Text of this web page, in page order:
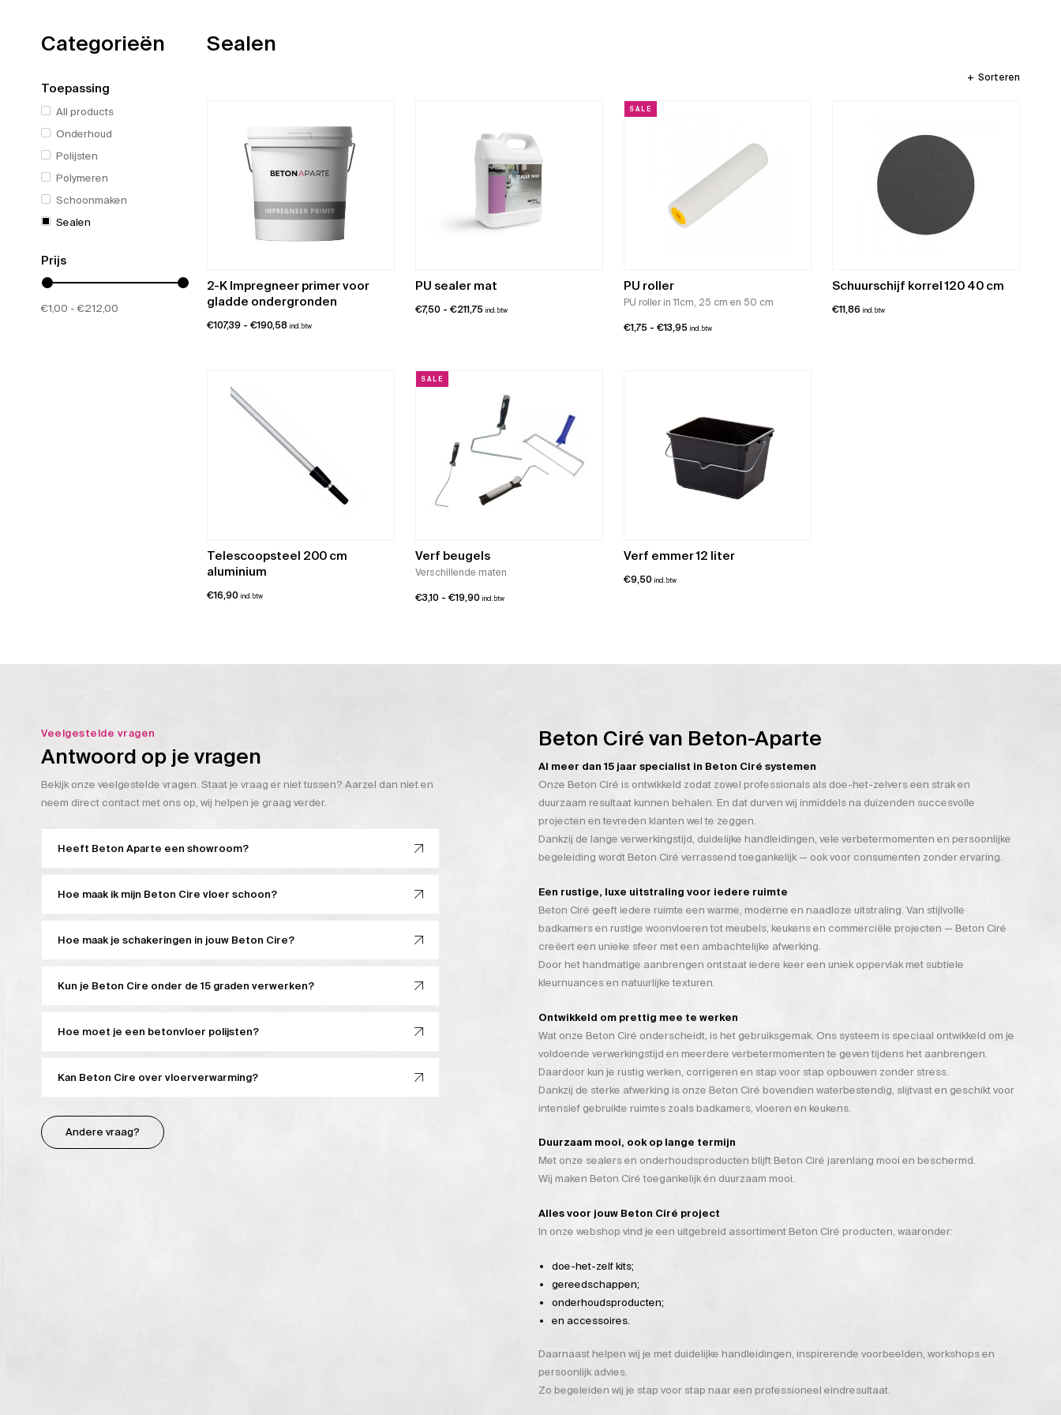
Categorieën
Toepassing
All products
Onderhoud
Polijsten
Polymeren
Schoonmaken
Sealen
Prijs
€1,00 €212,00
Sealen
Sorteren
2-K Impregneer primer voor
gladde ondergronden
€107,39 - €190,58Prijsklasse:
incl. btw
PU sealer mat
€7,50 - €211,75 Prijsklasse:
incl. btw
SALE
PU roller
PU roller in 11cm, 25 cm en 50 cm
€1,75 - €13,95 Prijsklasse:
incl. btw
Schuurschijf korrel 120 40 cm
€11,86 incl. btw
Telescoopsteel 200 cm
aluminium
€16,90 incl. btw
SALE
Verf beugels
Verschillende maten
€3,10 - €19,90Prijsklasse:
incl. btw
Verf emmer 12 liter
€9,50 incl. btw
Veelgestelde vragen
Antwoord op je vragen
Bekijk onze veelgestelde vragen. Staat je vraag er niet tussen? Aarzel dan niet en
neem direct contact met ons op, wij helpen je graag verder.
Heeft Beton Aparte een showroom?
Hoe maak ik mijn Beton Cire vloer schoon?
Hoe maak je schakeringen in jouw Beton Cire?
Kun je Beton Cire onder de 15 graden verwerken?
Hoe moet je een betonvloer polijsten?
Kan Beton Cire over vloerverwarming?
Andere vraag?
Beton Ciré van Beton-Aparte
Al meer dan 15 jaar specialist in Beton Ciré systemen
Onze Beton Ciré is ontwikkeld zodat zowel professionals als doe-het-zelvers een strak en
duurzaam resultaat kunnen behalen. En dat durven wij inmiddels na duizenden succesvolle
projecten en tevreden klanten wel te zeggen.
Dankzij de lange verwerkingstijd, duidelijke handleidingen, vele verbetermomenten en persoonlijke
begeleiding wordt Beton Ciré verrassend toegankelijk — ook voor consumenten zonder ervaring.
Een rustige, luxe uitstraling voor iedere ruimte
Beton Ciré geeft iedere ruimte een warme, moderne en naadloze uitstraling. Van stijlvolle
badkamers en rustige woonvloeren tot meubels, keukens en commerciële projecten — Beton Ciré
creëert een unieke sfeer met een ambachtelijke afwerking.
Door het handmatige aanbrengen ontstaat iedere keer een uniek oppervlak met subtiele
kleurnuances en natuurlijke texturen.
Ontwikkeld om prettig mee te werken
Wat onze Beton Ciré onderscheidt, is het gebruiksgemak. Ons systeem is speciaal ontwikkeld om je
voldoende verwerkingstijd en meerdere verbetermomenten te geven tijdens het aanbrengen.
Daardoor kun je rustig werken, corrigeren en stap voor stap opbouwen zonder stress.
Dankzij de sterke afwerking is onze Beton Ciré bovendien waterbestendig, slijtvast en geschikt voor
intensief gebruikte ruimtes zoals badkamers, vloeren en keukens.
Duurzaam mooi, ook op lange termijn
Met onze sealers en onderhoudsproducten blijft Beton Ciré jarenlang mooi en beschermd.
Wij maken Beton Ciré toegankelijk én duurzaam mooi.
Alles voor jouw Beton Ciré project
In onze webshop vind je een uitgebreid assortiment Beton Ciré producten, waaronder:
doe-het-zelf kits;
gereedschappen;
onderhoudsproducten;
en accessoires.
Daarnaast helpen wij je met duidelijke handleidingen, inspirerende voorbeelden, workshops en
persoonlijk advies.
Zo begeleiden wij je stap voor stap naar een professioneel eindresultaat.